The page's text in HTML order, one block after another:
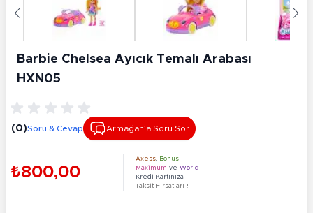
Barbie Chelsea Ayıcık Temalı Arabası
HXN05
(0)Soru & Cevap Armağan’a Soru Sor
₺800,00
Axess Bonus
Maximum ve World
Kredi Kartınıza
Taksit Fırsatları !